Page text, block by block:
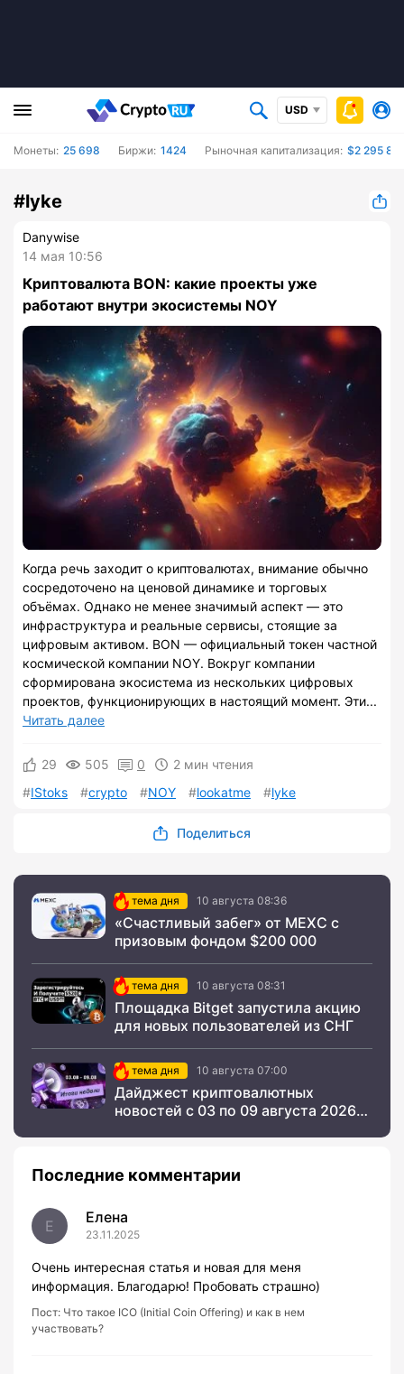
USD
Монеты: 25 698 Биржи: 1424 Рыночная капитализация: $2 295
#lyke
Danywise
14 мая 10:56
Криптовалюта BON: какие проекты уже
работают внутри экосистемы NOY
Когда речь заходит о криптовалютах, внимание обычно
сосредоточено на ценовой динамике и торговых
объёмах. Однако не менее значимый аспект — это
инфраструктура и реальные сервисы, стоящие за
цифровым активом. BON — официальный токен частной
космической компании NOY. Вокруг компании
сформирована экосистема из нескольких цифровых
проектов, функционирующих в настоящий момент. Эти...
Читать далее
29 505 0
2 мин чтения
IStoks
crypto NOY lookatme lyke
Поделиться
тема дня 10 августа 08:36
«Счастливый забег» от MEXC с
призовым фондом $200 000
тема дня 10 августа 08:31
Площадка Bitget запустила акцию
для новых пользователей из СНГ
тема дня 10 августа 07:00
Дайджест криптовалютных
новостей с 03 по 09 августа 2026
Последние комментарии
Е Елена
23.11.2025
Очень интересная статья и новая для меня
информация. Благодарю! Пробовать страшно)
Пост: Что такое ICO (Initial Coin Offering) и как в нем
участвовать?